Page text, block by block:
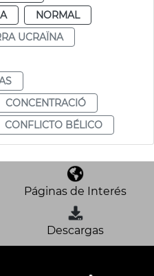
NORMAL
UCRAÏNA
CONCENTRACIÓ
CONFLICTO BÉLICO
Páginas de Interés
Descargas